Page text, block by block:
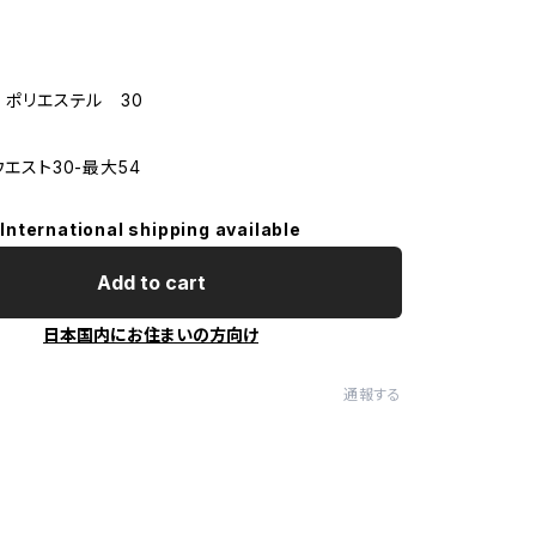
リエステル 30
スト30-最大54
International shipping available
Add to cart
日本国内にお住まいの方向け
通報する